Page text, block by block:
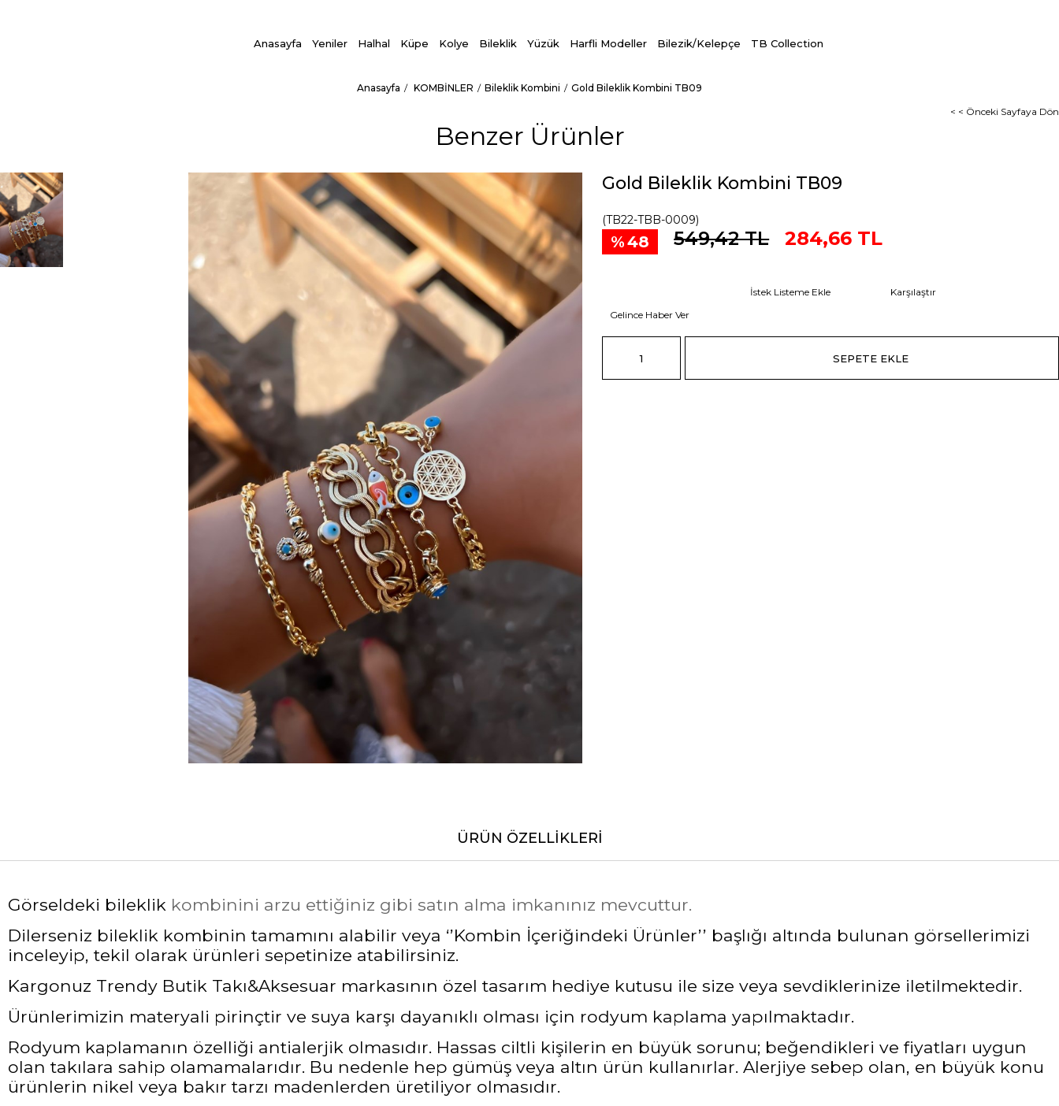
Anasayfa Yeniler Halhal Küpe Kolye Bileklik Yüzük Harfli Modeller Bilezik/Kelepçe TB Collection
Anasayfa KOMBİNLER Bileklik Kombini
Gold Bileklik Kombini TB09
< < Önceki Sayfaya Dön
Benzer Ürünler
Gold Bileklik Kombini TB09
(TB22-TBB-0009)
48 549,42 TL 284,66 TL
İstek Listeme Ekle
Karşılaştır
Gelince Haber Ver
ÜRÜN ÖZELLIKLERI
Görseldeki bileklik kombinini arzu ettiğiniz gibi satın alma imkanınız mevcuttur.
Dilerseniz bileklik kombinin tamamını alabilir veya ‘’Kombin İçeriğindeki Ürünler’’ başlığı altında bulunan görsellerimizi
inceleyip, tekil olarak ürünleri sepetinize atabilirsiniz.
Kargonuz Trendy Butik Takı&Aksesuar markasının özel tasarım hediye kutusu ile size veya sevdiklerinize iletilmektedir.
Ürünlerimizin materyali pirinçtir ve suya karşı dayanıklı olması için rodyum kaplama yapılmaktadır.
Rodyum kaplamanın özelliği antialerjik olmasıdır. Hassas ciltli kişilerin en büyük sorunu; beğendikleri ve fiyatları uygun
olan takılara sahip olamamalarıdır. Bu nedenle hep gümüş veya altın ürün kullanırlar. Alerjiye sebep olan, en büyük konu
ürünlerin nikel veya bakır tarzı madenlerden üretiliyor olmasıdır.